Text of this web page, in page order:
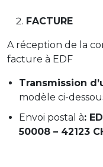
FACTURE
A réception de la
facture à EDF
Transmission
modèle ci-
Envoi postal à:
50008 – 42123